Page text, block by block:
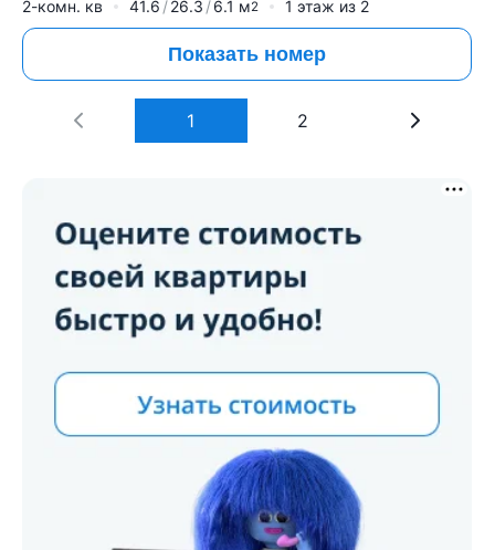
2-комн. кв 41.6 26.3 6.1 м2 1 этаж из 2
Показать номер
1 2